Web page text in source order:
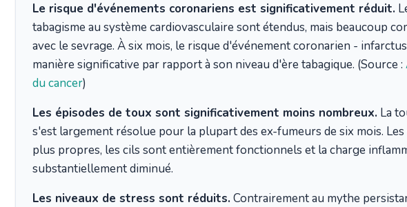
Le risque d'événements coronariens est significativement réduit.
tabagisme au système cardiovasculaire sont étendus, mais beaucoup
avec le sevrage. À six mois, le risque d'événement coronarien -
manière significative par rapport à son niveau d'ère tabagique. (Source :
du cancer)
Les épisodes de toux sont significativement moins nombreux. La
s'est largement résolue pour la plupart des ex-fumeurs de six mois.
plus propres, les cils sont entièrement fonctionnels et la charge
substantiellement diminué.
Les niveaux de stress sont réduits.Contrairement au mythe